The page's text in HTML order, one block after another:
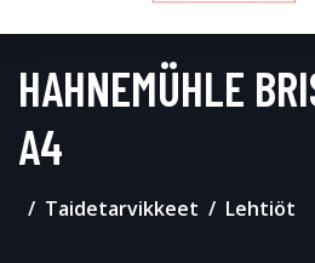
HAHNEMÜHLE
A4
Taidetarvikkeet Lehtiöt